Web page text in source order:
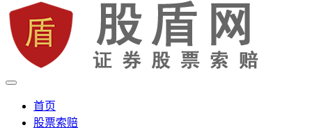
股盾网
证券股票维权网
首页
股票索赔